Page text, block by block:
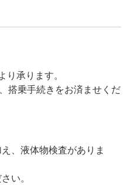
り承ります。
搭乗手続きをお済ませくだ
、液体物検査がありま
い。